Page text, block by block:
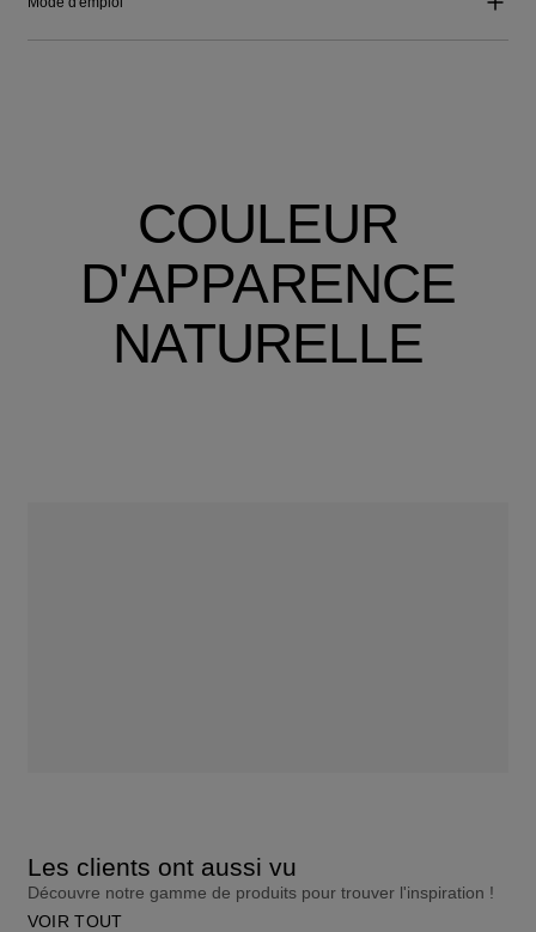
COULEUR
D'APPARENCE
NATURELLE
Les clients ont aussi vu
Découvre notre gamme de produits pour trouver l'inspiration !
VOIR TOUT